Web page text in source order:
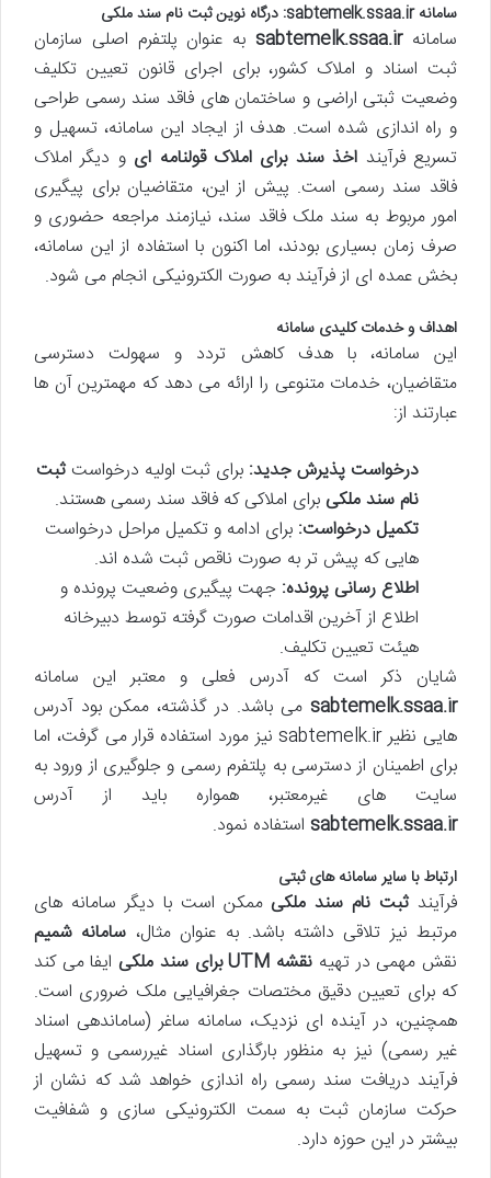
سامانهsabtemelk.ssaa.ir: درگاه نوینثبت نام سند ملکی
سامانهsabtemelk.ssaa.irبه عنوان پلتفرم اصلی سازمان
ثبت اسناد و املاک کشور، برای اجرای قانون تعیین تکلیف
وضعیت ثبتی اراضی و ساختمان های فاقد سند رسمی طراحی
و راه اندازی شده است. هدف از ایجاد این سامانه، تسهیل و
تسریع فرآیند اخذ سند برای املاک قولنامه ای و دیگر املاک
فاقد سند رسمی است. پیش از این، متقاضیان برای پیگیری
امور مربوط به سند ملک فاقد سند، نیازمند مراجعه حضوری و
صرف زمان بسیاری بودند، اما اکنون با استفاده از این سامانه،
بخش عمده ای از فرآیند به صورت الکترونیکی انجام می شود.
اهداف و خدمات کلیدی سامانه
این سامانه، با هدف کاهش تردد و سهولت دسترسی
متقاضیان، خدمات متنوعی را ارائه می دهد که مهمترین آن ها
عبارتند از:
درخواست پذیرش جدید: برای ثبت اولیه درخواستثبت
نام سند ملکیبرای املاکی که فاقد سند رسمی هستند.
تکمیل درخواست: برای ادامه و تکمیل مراحل درخواست
هایی که پیش تر به صورت ناقص ثبت شده اند.
اطلاع رسانی پرونده: جهت پیگیری وضعیت پرونده و
اطلاع از آخرین اقدامات صورت گرفته توسط دبیرخانه
هیئت تعیین تکلیف.
شایان ذکر است که آدرس فعلی و معتبر این سامانه
sabtemelk.ssaa.ir می باشد. در گذشته، ممکن بود آدرس
هایی نظیر sabtemelk.ir نیز مورد استفاده قرار می گرفت، اما
برای اطمینان از دسترسی به پلتفرم رسمی و جلوگیری از ورود به
سایت های غیرمعتبر، همواره باید از آدرس
sabtemelk.ssaa.ir استفاده نمود.
ارتباط با سایر سامانه های ثبتی
فرآیندثبت نام سند ملکیممکن است با دیگر سامانه های
مرتبط نیز تلاقی داشته باشد. به عنوان مثال، سامانه شمیم
نقش مهمی در تهیه نقشه UTM برای سند ملکی
ایفا می کند
که برای تعیین دقیق مختصات جغرافیایی ملک ضروری است.
همچنین، در آینده ای نزدیک، سامانه ساغر (ساماندهی اسناد
غیر رسمی) نیز به منظور بارگذاری اسناد غیررسمی و تسهیل
فرآیند دریافت سند رسمی راه اندازی خواهد شد که نشان از
حرکت سازمان ثبت به سمت الکترونیکی سازی و شفافیت
بیشتر در این حوزه دارد.